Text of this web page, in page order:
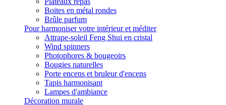
Boites en métal rondes
Brûle parfum
Pour harmoniser votre intérieur et méditer
Attrape-soleil Feng Shui en cristal
Wind spinners
Photophores & bougeoirs
Bougies naturelles
Porte encens et bruleur d'encens
Tapis harmonisant
Lampes d'ambiance
Décoration murale